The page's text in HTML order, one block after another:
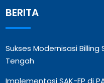
BERITA
Sukses Modernisasi
Tengah